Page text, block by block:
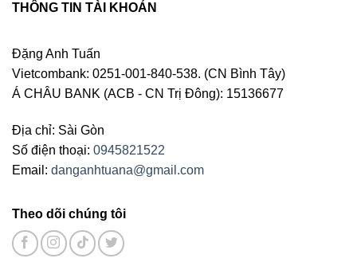
THÔNG TIN TÀI KHOẢN
Đặng Anh Tuấn
Vietcombank: 0251-001-840-538. (CN Bình Tây)
Á CHÂU BANK (ACB - CN Trị Đông): 15136677
Địa chỉ: Sài Gòn
Số điện thoại: 0945821522
Email: danganhtuana@gmail.com
Theo dõi chúng tôi